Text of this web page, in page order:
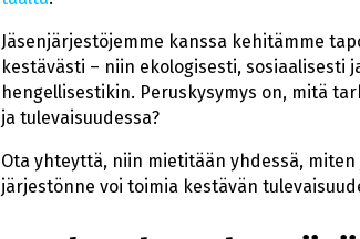
Jäsenjärjestöjemme kanssa kehitämme
kestävästi – niin ekologisesti, sosiaalisesti
hengellisestikin. Peruskysymys on, mitä
ja tulevaisuudessa?
Ota yhteyttä, niin mietitään yhdessä,
järjestönne voi toimia kestävän